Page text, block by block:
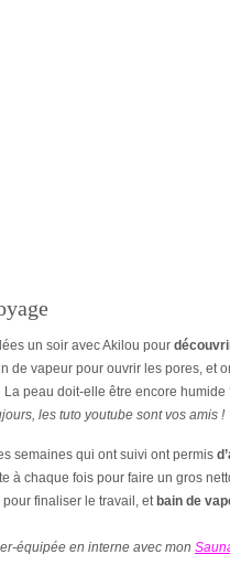
un soir avec Akilou pour
de vapeur pour ouvrir les pores, et
peau doit-elle être encore humide
les tuto youtube sont vos amis !
semaines qui ont suivi ont permis
à chaque fois pour faire un gros
pour finaliser le travail, et bain de
équipée en interne avec mon